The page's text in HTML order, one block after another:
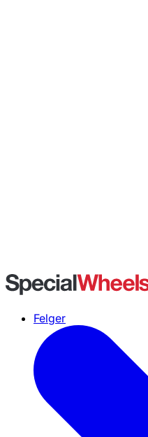
Felger